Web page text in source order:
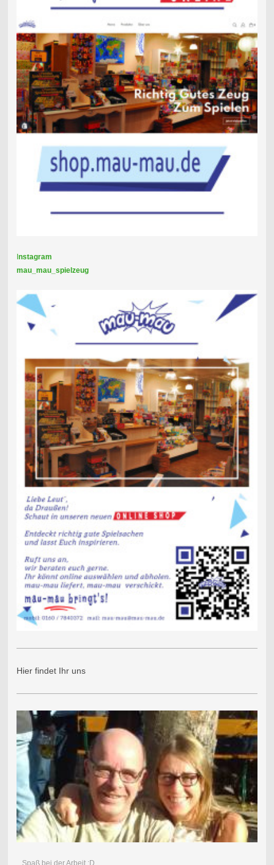
Instagram
mau_mau_spielzeug
Hier findet Ihr uns
...Spaß bei der Arbeit :D